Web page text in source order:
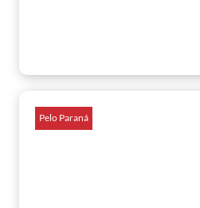
Pelo Paraná